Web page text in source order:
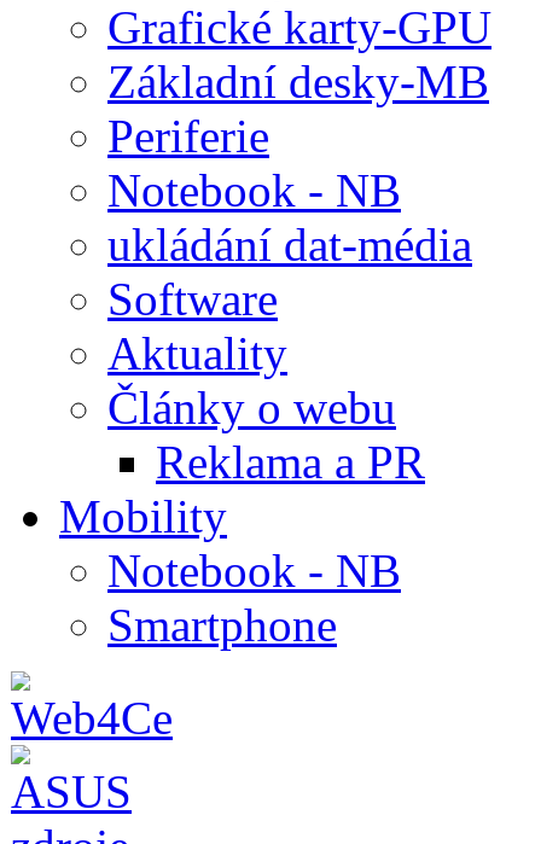
Grafické karty-GPU
Základní desky-MB
Periferie
Notebook - NB
ukládání dat-média
Software
Aktuality
Články o webu
Reklama a PR
Mobility
Notebook - NB
Smartphone